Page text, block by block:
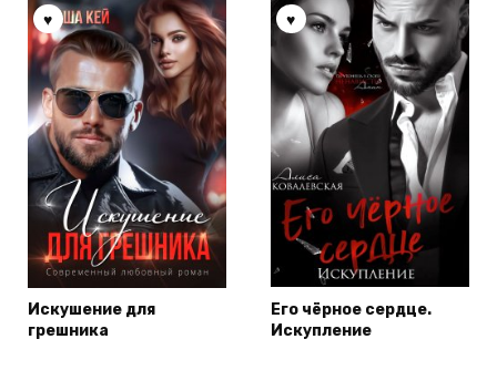
Искушение для
грешника
Его чёрное сердце.
Искупление